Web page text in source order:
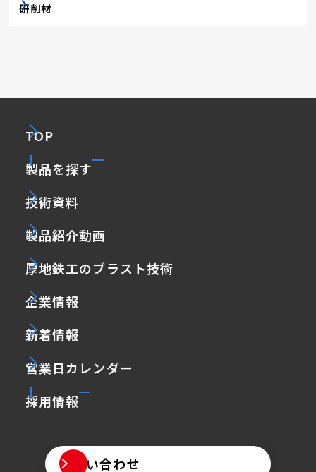
研削材
TOP
製品を探す
技術資料
製品紹介動画
厚地鉄工のブラスト技術
企業情報
新着情報
営業日カレンダー
採用情報
お問い合わせ